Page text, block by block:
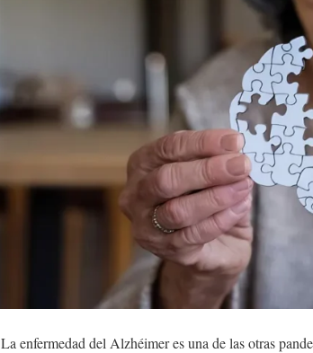
La enfermedad del Alzhéimer es una de las otras